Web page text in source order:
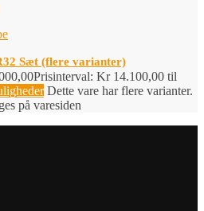
Sæt (flere varianter)
Prisinterval: Kr 14.100,00 til
Dette vare har flere varianter.
på varesiden